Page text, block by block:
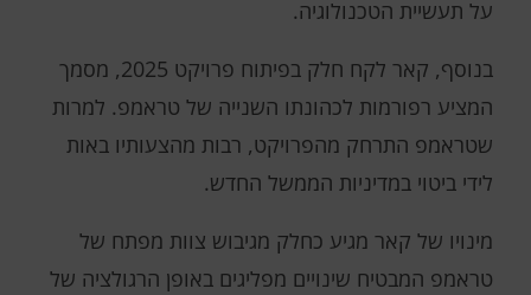
על תעשיית הטכנולוגיה.
בנוסף, קאר לקח חלק בפיתוח פרויקט 2025, מסמך
המציע רפורמות לכהונתו השנייה של טראמפ. למרות
שטראמפ התרחק מהפרויקט, רבות מהצעותיו באות
לידי ביטוי במדיניות הממשל החדש.
מינויו של קאר מגיע כחלק מגיבוש צוות מפתח של
טראמפ המבטיח שינויים מפליגים באופן הרגולציה של